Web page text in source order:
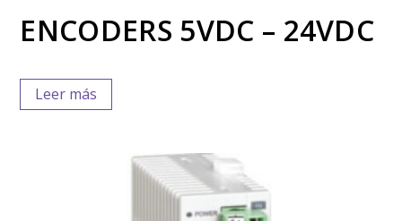
ENCODERS 5VDC – 24VDC
Leer más